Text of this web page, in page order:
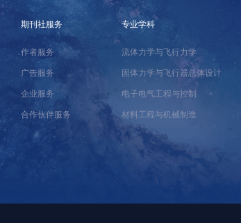
期刊社服务
作者服务
广告服务
企业服务
合作伙伴服务
专业学科
流体力学与飞行力学
固体力学与飞行器总体设计
电子电气工程与控制
材料工程与机械制造